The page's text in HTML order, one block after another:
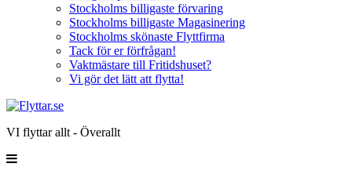
Stockholms billigaste förvaring
Stockholms billigaste Magasinering
Stockholms skönaste Flyttfirma
Tack för er förfrågan!
Vaktmästare till Fritidshuset?
Vi gör det lätt att flytta!
VI flyttar allt - Överallt